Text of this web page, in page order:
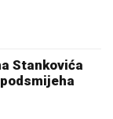
Stankovića